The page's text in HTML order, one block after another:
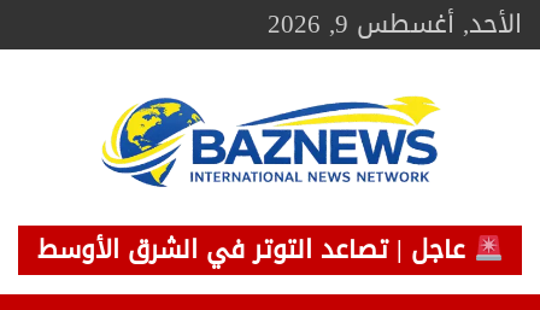
Skip
toالأحد, أغسطس 9, 2026
BAZNEWS
شبكة باز الإخبارية
عاجل | تصاعد التوتر في الشرق الأوسط